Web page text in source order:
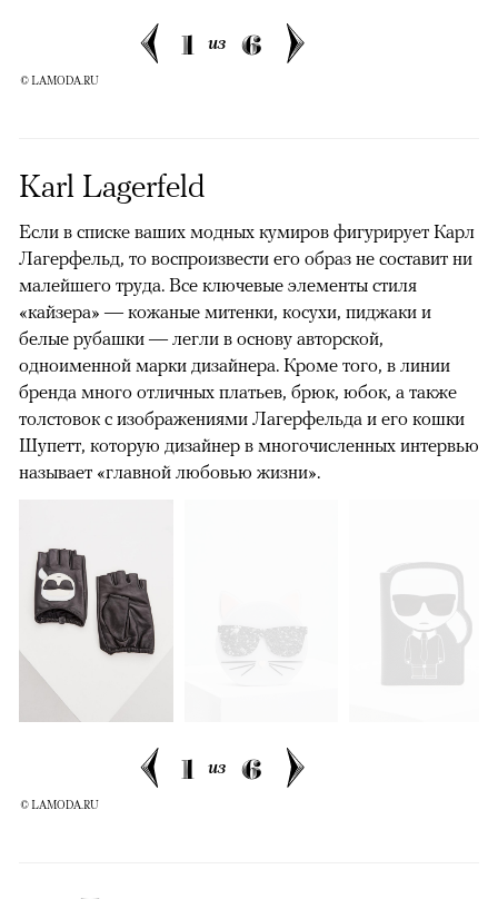
1 из 6
© LAMODA.RU
Karl Lagerfeld
Если в списке ваших модных кумиров фигурирует Карл
Лагерфельд, то воспроизвести его образ не составит ни
малейшего труда. Все ключевые элементы стиля
«кайзера» — кожаные митенки, косухи, пиджаки и
белые рубашки — легли в основу авторской,
одноименной марки дизайнера. Кроме того, в линии
бренда много отличных платьев, брюк, юбок, а также
толстовок с изображениями Лагерфельда и его кошки
Шупетт, которую дизайнер в многочисленных интервью
называет «главной любовью жизни».
1 из 6
© LAMODA.RU